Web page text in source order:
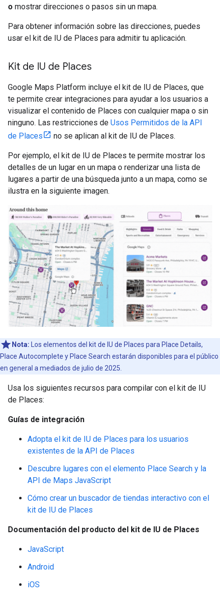
o mostrar direcciones o pasos sin un mapa.
Para obtener información sobre las direcciones, puedes
usar el kit de IU de Places para admitir tu aplicación.
Kit de IU de Places
Google Maps Platform incluye el kit de IU de Places, que
te permite crear integraciones para ayudar a los usuarios a
visualizar el contenido de Places con cualquier mapa o sin
ninguno. Las restricciones de Usos Permitidos de la API
de Places
no se aplican al kit de IU de Places.
Por ejemplo, el kit de IU de Places te permite mostrar los
detalles de un lugar en un mapa o renderizar una lista de
lugares a partir de una búsqueda junto a un mapa, como se
ilustra en la siguiente imagen.
Nota: Los elementos del kit de IU de Places para Place Details,
Place Autocomplete y Place Search estarán disponibles para el público
en general a mediados de julio de 2025.
Usa los siguientes recursos para compilar con el kit de IU
de Places:
Guías de integración
Adopta el kit de IU de Places para los usuarios
existentes de la API de Places
Descubre lugares con el elemento Place Search y la
API de Maps JavaScript
Cómo crear un buscador de tiendas interactivo con el
kit de IU de Places
Documentación del producto del kit de IU de Places
JavaScript
Android
iOS